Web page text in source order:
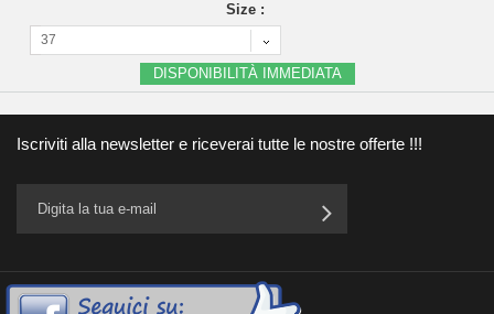
Size :
37
DISPONIBILITÀ IMMEDIATA
Iscriviti alla newsletter e riceverai tutte le nostre offerte !!!